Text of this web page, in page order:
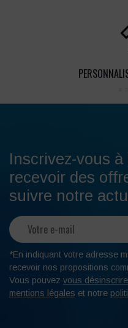
Inscrivez-vous
recevoir des
suivre notre
*En indiquant votre adresse
recevoir nos propositions
Vous pouvez vous désinscrire
mentions légales et notre